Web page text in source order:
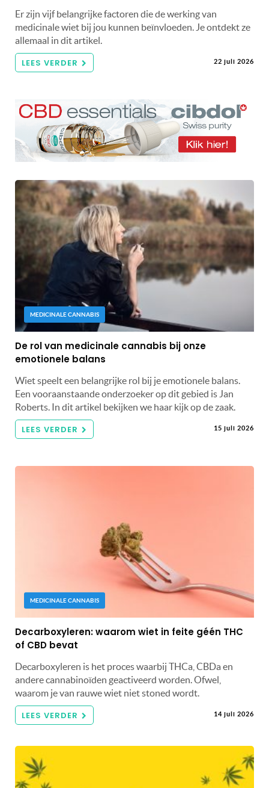
Er zijn vijf belangrijke factoren die de werking van
medicinale wiet bij jou kunnen beïnvloeden. Je ontdekt ze
allemaal in dit artikel.
LEES VERDER 22 juli 2026
MEDICINALE CANNABIS
De rol van medicinale cannabis bij onze
emotionele balans
Wiet speelt een belangrijke rol bij je emotionele balans.
Een vooraanstaande onderzoeker op dit gebied is Jan
Roberts. In dit artikel bekijken we haar kijk op de zaak.
LEES VERDER 15 juli 2026
MEDICINALE CANNABIS
Decarboxyleren: waarom wiet in feite géén THC
of CBD bevat
Decarboxyleren is het proces waarbij THCa, CBDa en
andere cannabinoïden geactiveerd worden. Ofwel,
waarom je van rauwe wiet niet stoned wordt.
LEES VERDER 14 juli 2026